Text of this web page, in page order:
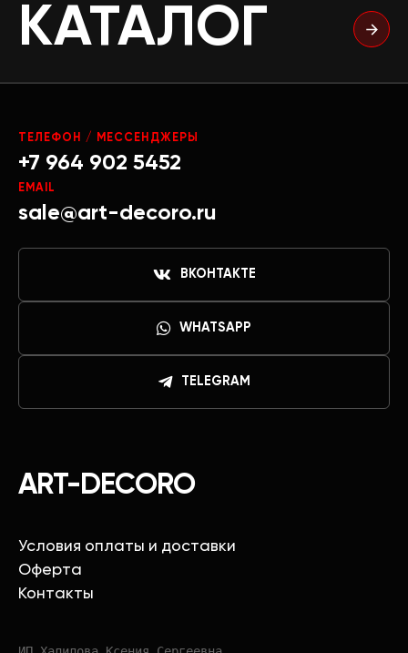
КАТАЛОГ
ART-DECORO
Условия оплаты и доставки
Оферта
Контакты
ТЕЛЕФОН / МЕССЕНДЖЕРЫ
+7 964 902 5452
EMAIL
sale@art-decoro.ru
ВКОНТАКТЕ
WHATSAPP
TELEGRAM